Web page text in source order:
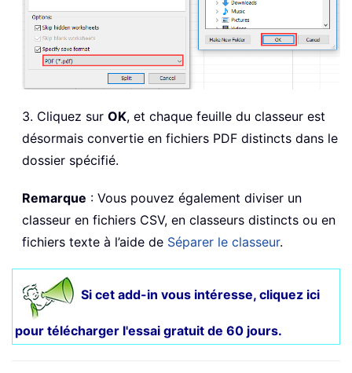
3. Cliquez sur OK, et chaque feuille du classeur est
désormais convertie en fichiers PDF distincts dans le
dossier spécifié.
Remarque : Vous pouvez également diviser un
classeur en fichiers CSV, en classeurs distincts ou en
fichiers texte à l’aide de Séparer le classeur.
Si cet add-in vous intéresse, cliquez ici
pour télécharger l'essai gratuit de 60 jours.